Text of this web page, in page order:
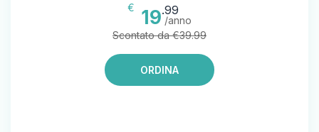
€
19.99
/anno
Scontato da €39.99
ORDINA